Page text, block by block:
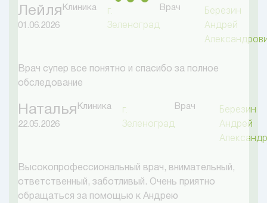
Лейля
01.06.2026
Клиника
г.
Зеленоград
Врач
Березин
Андрей
Врач супер все понятно и спасибо за полное
обследование
Наталья
22.05.2026
Клиника
г.
Зеленоград
Врач
Березин
Андрей
Высокопрофессиональный врач, внимательный,
ответственный, заботливый. Очень приятно
обращаться за помощью к Андрею